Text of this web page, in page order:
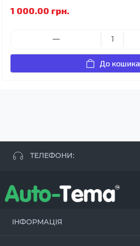
1 000.00 грн.
До кошика
ТЕЛЕФОНИ:
+38 096 250 84 38
+38 099 657 61 50
ІНФОРМАЦІЯ